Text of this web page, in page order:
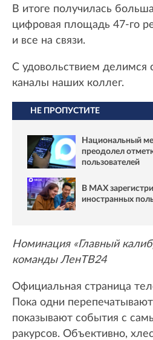
В итоге получилась
цифровая площадь 47-го
и все на связи.
С удовольствием делимся
каналы наших коллег.
НЕ ПРОПУСТИТЕ
Национальный
преодолел
пользователей
В MAX
иностранных
Номинация «Главный
команды ЛенТВ24
Официальная страница
Пока одни
показывают события с
ракурсов. Объективно,